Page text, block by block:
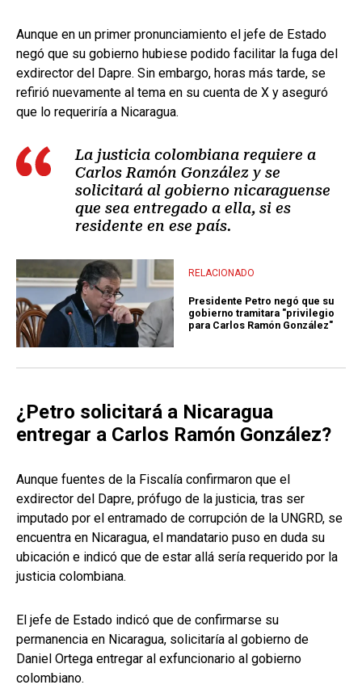
Aunque en un primer pronunciamiento el jefe de Estado
negó que su gobierno hubiese podido facilitar la fuga del
exdirector del Dapre. Sin embargo, horas más tarde, se
refirió nuevamente al tema en su cuenta de X y aseguró
que lo requeriría a Nicaragua.
La justicia colombiana requiere a
Carlos Ramón González y se
solicitará al gobierno nicaraguense
que sea entregado a ella, si es
residente en ese país.
RELACIONADO
Presidente Petro negó que su
gobierno tramitara "privilegio
para Carlos Ramón González"
¿Petro solicitará a Nicaragua
entregar a Carlos Ramón González?
Aunque fuentes de la Fiscalía confirmaron que el
exdirector del Dapre, prófugo de la justicia, tras ser
imputado por el entramado de corrupción de la UNGRD, se
encuentra en Nicaragua, el mandatario puso en duda su
ubicación e indicó que de estar allá sería requerido por la
justicia colombiana.
El jefe de Estado indicó que de confirmarse su
permanencia en Nicaragua, solicitaría al gobierno de
Daniel Ortega entregar al exfuncionario al gobierno
colombiano.